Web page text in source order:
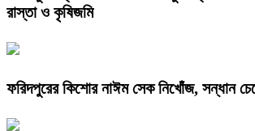
রাস্তা ও কৃষিজমি
ফরিদপুরের কিশোর নাঈম সেক নিখোঁজ, সন্ধান